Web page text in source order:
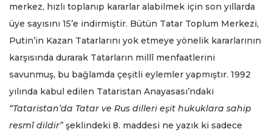
merkez, hızlı toplanıp kararlar alabilmek için son yıllarda
üye sayısını 15’e indirmiştir. Bütün Tatar Toplum Merkezi,
Putin’in Kazan Tatarlarını yok etmeye yönelik kararlarının
karşısında durarak Tatarların millî menfaatlerini
savunmuş, bu bağlamda çeşitli eylemler yapmıştır. 1992
yılında kabul edilen Tataristan Anayasası’ndaki
“Tataristan’da Tatar ve Rus dilleri eşit hukuklara sahip
resmî dildir”şeklindeki 8. maddesi ne yazık ki sadece